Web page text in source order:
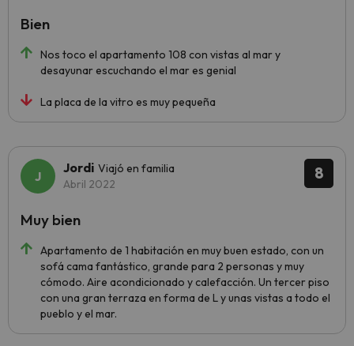
Nos toco el apartamento 108 con vistas al mar y
desayunar escuchando el mar es genial
La placa de la vitro es muy pequeña
Bien
8
Jordi Viajó en familia
Abril 2022
Apartamento de 1 habitación en muy buen estado, con un
sofá cama fantástico, grande para 2 personas y muy
cómodo. Aire acondicionado y calefacción. Un tercer piso
con una gran terraza en forma de L y unas vistas a todo el
pueblo y el mar.
Muy bien